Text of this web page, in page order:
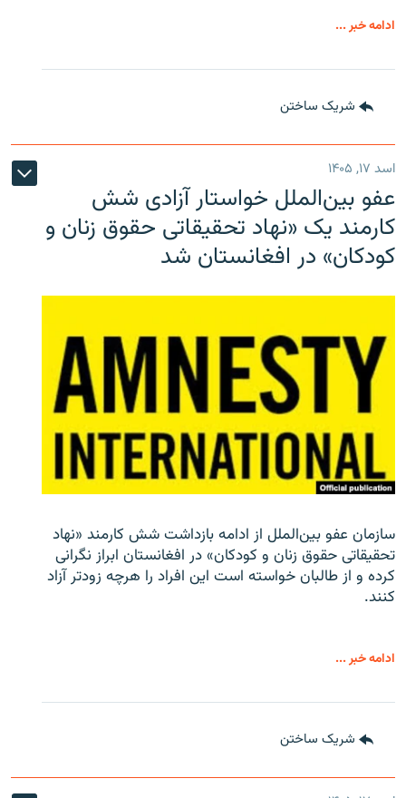
ادامه خبر ...
شریک ساختن
اسد ۱۷, ۱۴۰۵
عفو بین‌الملل خواستار آزادی شش
کارمند یک «نهاد تحقیقاتی حقوق زنان و
کودکان» در افغانستان شد
سازمان عفو بین‌الملل از ادامه بازداشت شش کارمند «نهاد
تحقیقاتی حقوق زنان و کودکان» در افغانستان ابراز نگرانی
کرده و از طالبان خواسته است این افراد را هرچه زودتر آزاد
کنند.
ادامه خبر ...
شریک ساختن